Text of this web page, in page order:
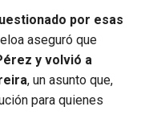
por esas
aseguró que
y volvió a
, un asunto que,
para quienes